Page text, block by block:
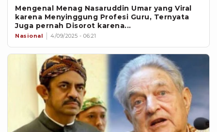
Mengenal Menag Nasaruddin Umar yang Viral
karena Menyinggung Profesi Guru, Ternyata
Juga pernah Disorot karena...
Nasional 4/09/2025 - 06:21